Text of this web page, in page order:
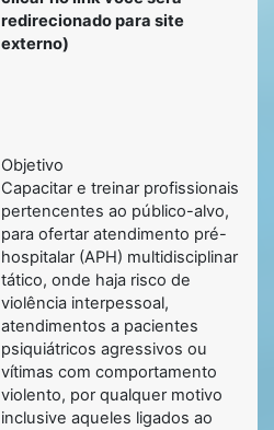
redirecionado para site
externo)
Objetivo
Capacitar e treinar profissionais
pertencentes ao público-alvo,
para ofertar atendimento pré-
hospitalar (APH) multidisciplinar
tático, onde haja risco de
violência interpessoal,
atendimentos a pacientes
psiquiátricos agressivos ou
vítimas com comportamento
violento, por qualquer motivo
inclusive aqueles ligados ao